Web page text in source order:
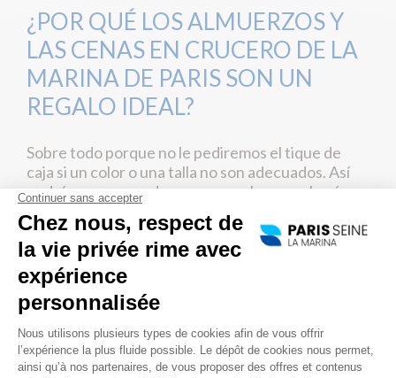
¿POR QUÉ LOS ALMUERZOS Y
LAS CENAS EN CRUCERO DE LA
MARINA DE PARIS SON UN
REGALO IDEAL?
Sobre todo porque no le pediremos el tique de
caja si un color o una talla no son adecuados. Así
podrá asegurarse de que su regalo no acabará en
el fondo del armario… Con los cruceros de la
Marina de Paris usted regala sobre todo un
momento agradable, un paréntesis en la
monotonía. Mejor que tener que cambiar una
prenda o regalar un libro que no se leerá, regale
un recuerdo imperecedero, una experiencia
única. Un regalo excepcional, que evita esa
interminable duda frente a las estanterías de las
tiendas.